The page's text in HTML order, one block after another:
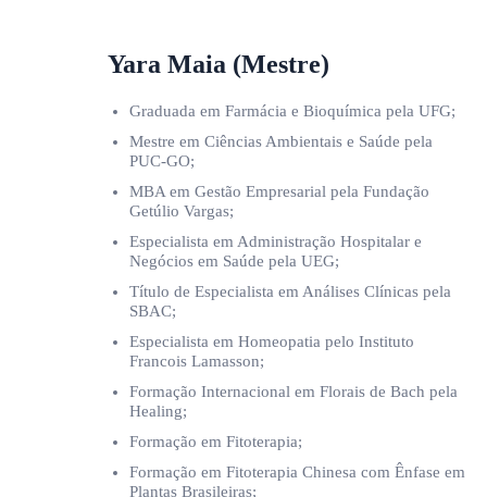
Yara Maia (Mestre)
Graduada em Farmácia e Bioquímica pela UFG;
Mestre em Ciências Ambientais e Saúde pela
PUC-GO;
MBA em Gestão Empresarial pela Fundação
Getúlio Vargas;
Especialista em Administração Hospitalar e
Negócios em Saúde pela UEG;
Título de Especialista em Análises Clínicas pela
SBAC;
Especialista em Homeopatia pelo Instituto
Francois Lamasson;
Formação Internacional em Florais de Bach pela
Healing;
Formação em Fitoterapia;
Formação em Fitoterapia Chinesa com Ênfase em
Plantas Brasileiras;